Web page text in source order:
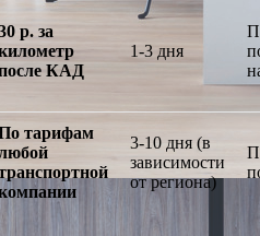
р. за
КАД
1-3 дня
тарифам
3-10 дня (в
зависимости
от региона)